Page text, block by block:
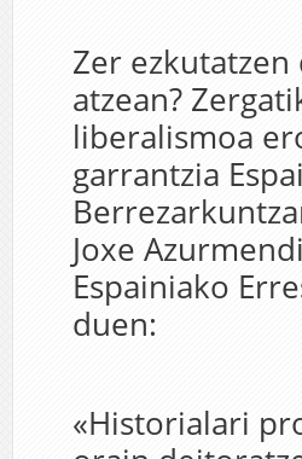
Zer
atzean?
liberalismoa
garrantzia
Joxe
Espainiako
duen:
«Historialari